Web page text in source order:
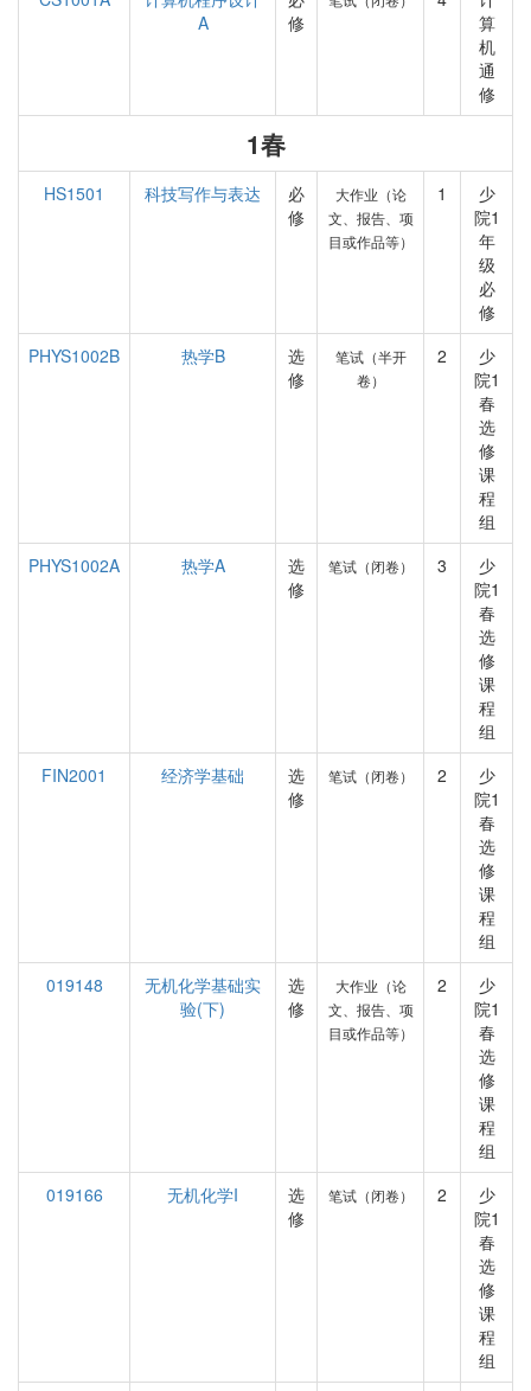
A
修
算
机
通
修
1春
HS1501 科技写作与表达
必
修
大作业（论
文、报告、项
目或作品等）
1
少
院1
年
级
必
修
PHYS1002B
热学B
选
修
笔试（半开
卷）
2
少
院1
春
选
修
课
程
组
PHYS1002A
热学A
选
修
笔试（闭卷） 3
少
院1
春
选
修
课
程
组
FIN2001
经济学基础
选
修
笔试（闭卷） 2
少
院1
春
选
修
课
程
组
019148
无机化学基础实
验(下)
选
修
大作业（论
文、报告、项
目或作品等）
2
少
院1
春
选
修
课
程
组
019166
无机化学I
选
修
笔试（闭卷） 2
少
院1
春
选
修
课
程
组